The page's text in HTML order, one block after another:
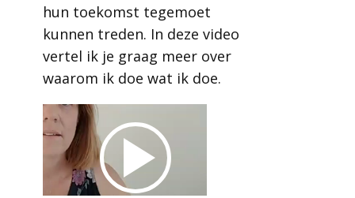
hun toekomst tegemoet
kunnen treden. In deze video
vertel ik je graag meer over
waarom ik doe wat ik doe.